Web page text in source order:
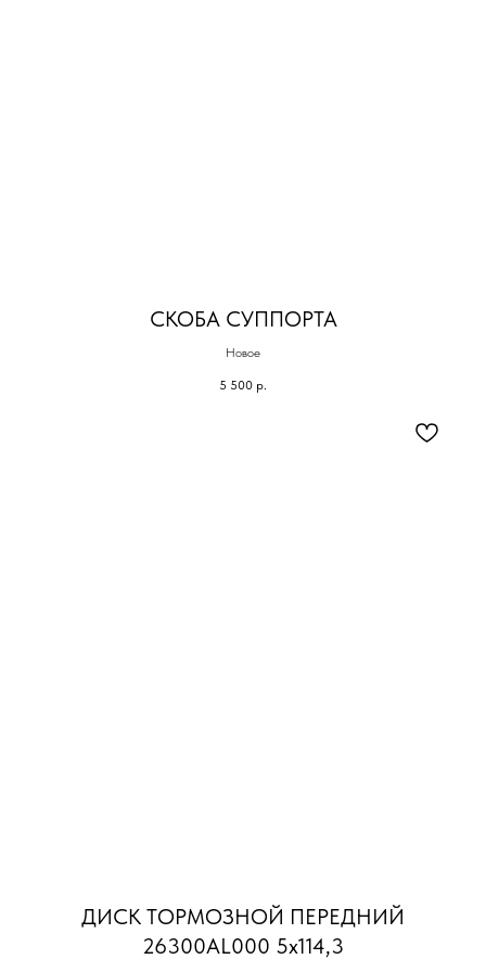
СКОБА СУППОРТА
Новое
5 500 р.
ДИСК ТОРМОЗНОЙ ПЕРЕДНИЙ
26300AL000 5x114,3